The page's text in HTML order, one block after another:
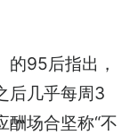
的95后指出，
后几乎每周3
酬场合坚称“不